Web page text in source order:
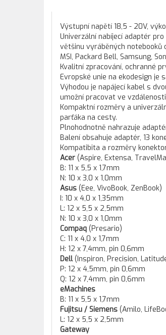
Výstupní napětí 18,5 - 20V,
Univerzální nabíjecí adaptér
většinu vyráběných notebooků
MSI, Packard Bell, Samsung,
Kvalitní zpracování, ochranné
Evropské unie na ekodesign je
Výhodou je napájecí kabel s
umožní pracovat ve
Kompaktní rozměry a
parťáka na cesty.
Plnohodnotně nahrazuje
Balení obsahuje adaptér, 13
Kompatibita a rozměry
Acer (Aspire, Extensa,
B: 11 x 5,5 x 1,7mm
N: 10 x 3,0 x 1,0mm
Asus (Eee, VivoBook, ZenBook)
I: 10 x 4,0 x 1,35mm
L: 12 x 5,5 x 2,5mm
N: 10 x 3,0 x 1,0mm
Compaq (Presario)
C: 11 x 4,0 x 1,7mm
H: 12 x 7,4mm, pin 0,6mm
Dell(Inspiron, Precision,
P: 12 x 4,5mm, pin 0,6mm
Q: 12 x 7,4mm, pin 0,6mm
eMachines
B: 11 x 5,5 x 1,7mm
Fujitsu / Siemens (Amilo,
L: 12 x 5,5 x 2,5mm
Gateway